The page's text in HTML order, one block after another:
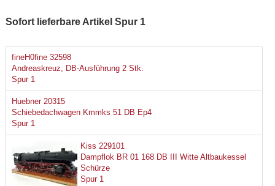
Sofort lieferbare Artikel Spur 1
fineH0fine 32598
Andreaskreuz, DB-Ausführung 2 Stk.
Spur 1
Huebner 20315
Schiebedachwagen Kmmks 51 DB Ep4
Spur 1
Kiss 229101
Dampflok BR 01 168 DB III Witte Altbaukessel
Schürze
Spur 1